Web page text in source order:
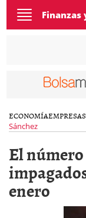
Toggle
navigation
Finanzas
ECONOMÍAEMPRESAS
Sánchez
El
enero